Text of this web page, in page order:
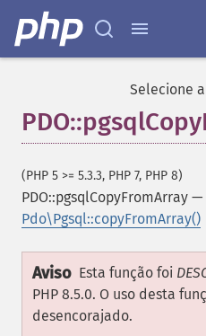
Selecione
(PHP 5 >= 5.3.3, PHP 7, PHP 8)
PDO::pgsqlCopyFromArray —
Pdo\Pgsql::copyFromArray()
Aviso Esta função foi
PHP 8.5.0. O uso desta
desencorajado.